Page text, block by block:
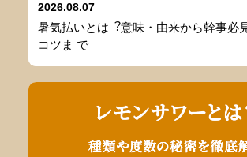
2026.08.07
暑気払いとは︖意味・由来から幹事必
コツま で